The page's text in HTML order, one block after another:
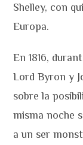
Shelley, con
Europa.
En 1816,
Lord Byron y
sobre la
misma noche
a un ser